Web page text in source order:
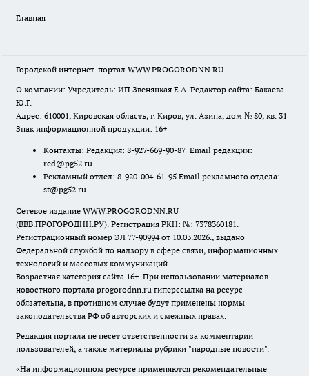
Главная
Городской интернет-портал WWW.PROGORODNN.RU
О компании: Учредитель: ИП Звеняцкая Е.А. Редактор сайта: Бакаева
Ю.Г.
Адрес: 610001, Кировская область, г. Киров, ул. Азина, дом № 80, кв. 31
Знак информационной продукции: 16+
Контакты: Редакция: 8-927-669-90-87 Email редакции:
red@pg52.ru
Рекламный отдел: 8-920-004-61-95 Email рекламного отдела:
st@pg52.ru
Сетевое издание WWW.PROGORODNN.RU
(ВВВ.ПРОГОРОДНН.РУ). Регистрация РКН: №: 7378360181.
Регистрационный номер ЭЛ 77-90994 от 10.03.2026., выдано
Федеральной службой по надзору в сфере связи, информационных
технологий и массовых коммуникаций.
Возрастная категория сайта 16+. При использовании материалов
новостного портала progorodnn.ru гиперссылка на ресурс
обязательна, в противном случае будут применены нормы
законодательства РФ об авторских и смежных правах.
Редакция портала не несет ответственности за комментарии
пользователей, а также материалы рубрики "народные новости".
«На информационном ресурсе применяются рекомендательные